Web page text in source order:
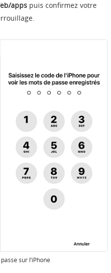
appspuis confirmez votre
sur l’iPhone